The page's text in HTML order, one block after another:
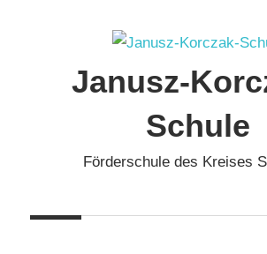
Janusz-
Schule
Förderschule des Kreises